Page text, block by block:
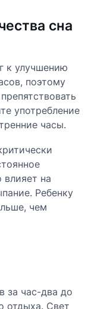
сна
к улучшению
поэтому
употребление
часы.
влияет на
Ребенку
чем
за час-два до
отдыха. Свет